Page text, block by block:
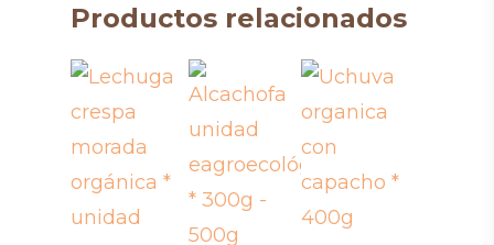
Productos relacionados